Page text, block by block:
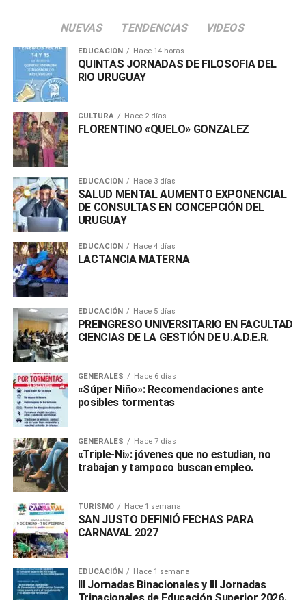
NUEVAS TENDENCIAS VIDEOS
EDUCACIÓN Hace 14 horas
QUINTAS JORNADAS DE FILOSOFIA DEL
RIO URUGUAY
CULTURA Hace 2 días
FLORENTINO «QUELO» GONZALEZ
EDUCACIÓN Hace 3 días
SALUD MENTAL AUMENTO EXPONENCIAL
DE CONSULTAS EN CONCEPCIÓN DEL
URUGUAY
EDUCACIÓN Hace 4 días
LACTANCIA MATERNA
EDUCACIÓN Hace 5 días
PREINGRESO UNIVERSITARIO EN FACULTAD
CIENCIAS DE LA GESTIÓN DE U.A.D.E.R.
GENERALES Hace 6 días
«Súper Niño»: Recomendaciones ante
posibles tormentas
GENERALES Hace 7 días
«Triple-Ni»: jóvenes que no estudian, no
trabajan y tampoco buscan empleo.
TURISMO Hace 1 semana
SAN JUSTO DEFINIÓ FECHAS PARA
CARNAVAL 2027
EDUCACIÓN Hace 1 semana
III Jornadas Binacionales y III Jornadas